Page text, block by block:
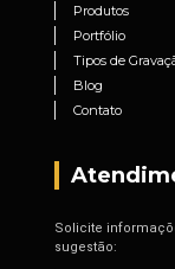
Produtos
Portfólio
Tipos de
Blog
Contato
Solicite
sugestão: